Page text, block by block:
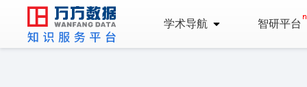
学术导航 智研平台